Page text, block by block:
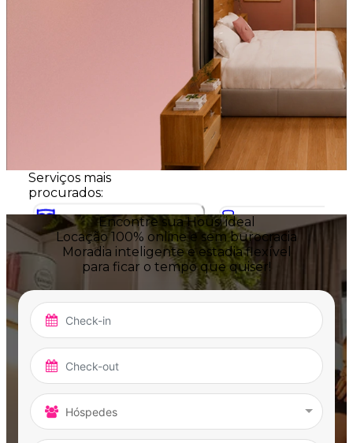
Serviços mais
procurados:
Morar
Moradia inteligente e flexível para ficar
o tempo que quiser.
Decorar
Solução completa de
gestão para rentabilizar mais.
Encontre sua Housi ideal
Locação 100% online e sem burocracia
Moradia inteligente e estadia flexível
para ficar o tempo que quiser!